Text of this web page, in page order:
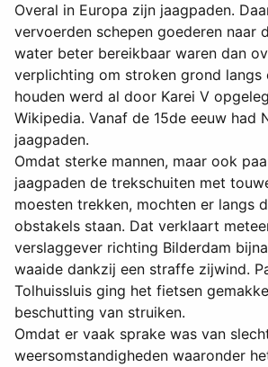
Overal in Europa zijn jaagpaden.
vervoerden schepen goederen naar
water beter bereikbaar waren dan
verplichting om stroken grond langs
houden werd al door Karei V
Wikipedia. Vanaf de 15de eeuw had
jaagpaden.
Omdat sterke mannen, maar ook
jaagpaden de trekschuiten met
moesten trekken, mochten er langs
obstakels staan. Dat verklaart
verslaggever richting Bilderdam
waaide dankzij een straffe zijwind.
Tolhuissluis ging het fietsen
beschutting van struiken.
Omdat er vaak sprake was van
weersomstandigheden waaronder